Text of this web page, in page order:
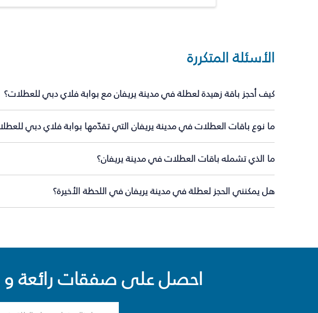
الأسئلة المتكررة
كيف أحجز باقة زهيدة لعطلة في مدينة يريفان مع بوابة فلاي دبي للعطلات؟
ما نوع باقات العطلات في مدينة يريفان التي تقدّمها بوابة فلاي دبي
ما الذي تشمله باقات العطلات في مدينة يريفان؟
هل يمكنني الحجز لعطلة في مدينة يريفان في اللحظة الأخيرة؟
احصل على صفقات رائعة